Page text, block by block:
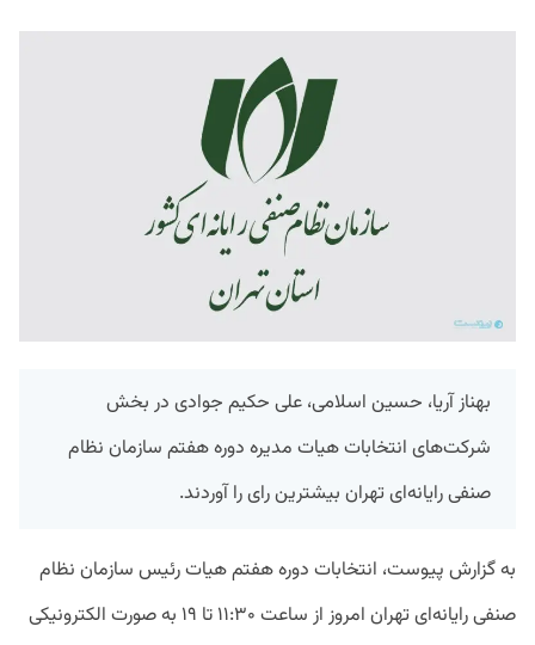
بهناز آریا، حسین اسلامی، علی حکیم جوادی در بخش
شرکت‌های انتخابات هیات مدیره دوره هفتم سازمان نظام
صنفی رایانه‌ای تهران بیشترین رای را آوردند.
به گزارش پیوست، انتخابات دوره هفتم هیات رئیس سازمان نظام
صنفی رایانه‌ای تهران امروز از ساعت ۱۱:۳۰ تا ۱۹ به صورت الکترونیکی